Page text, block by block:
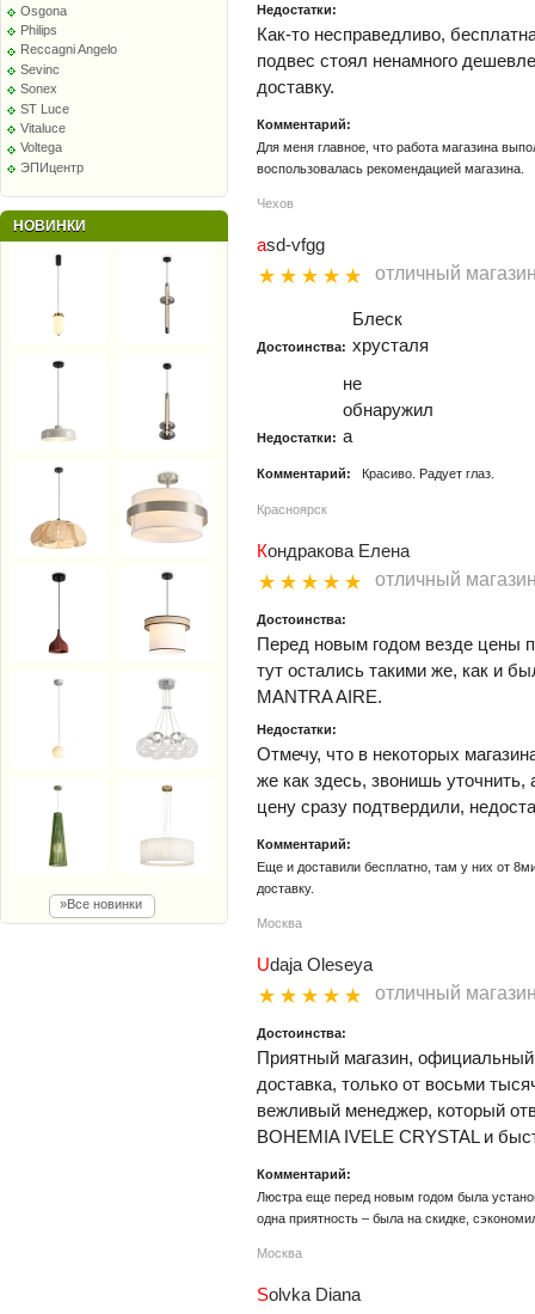
Osgona
Philips
Reccagni Angelo
Sevinc
Sonex
ST Luce
Vitaluce
Voltega
ЭПИцентр
НОВИНКИ
»Все новинки
Недостатки:
Как-то несправедливо,
подвес стоял ненамного
доставку.
Комментарий:
Для меня главное, что работа магазина
воспользовалась рекомендацией магазина.
Чехов
asd-vfgg
отличный
Достоинства:
Блеск
хрусталя
Недостатки:
не
обнаружил
а
Комментарий: Красиво. Радует глаз.
Красноярск
Кондракова Елена
отличный
Достоинства:
Перед новым годом везде цены
тут остались такими же, как и
MANTRA AIRE.
Недостатки:
Отмечу, что в некоторых
же как здесь, звонишь уточнить,
цену сразу подтвердили,
Комментарий:
Еще и доставили бесплатно, там у них от
доставку.
Москва
Udaja Oleseya
отличный
Достоинства:
Приятный магазин,
доставка, только от восьми
вежливый менеджер, который
BOHEMIA IVELE CRYSTAL и
Комментарий:
Люстра еще перед новым годом была
одна приятность – была на скидке,
Москва
Solvka Diana